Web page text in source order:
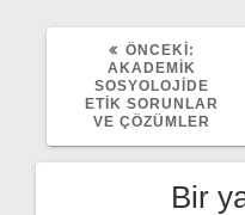
ÖNCEKI:
AKADEMIK
SOSYOLOJIDE
ETIK SORUNLAR
VE ÇÖZÜMLER
Bir